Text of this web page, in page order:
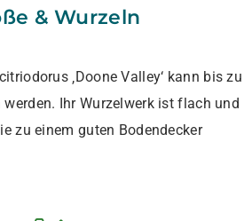
& Wurzeln
‚Doone Valley‘ kann bis zu
Ihr Wurzelwerk ist flach und
zu einem guten Bodendecker